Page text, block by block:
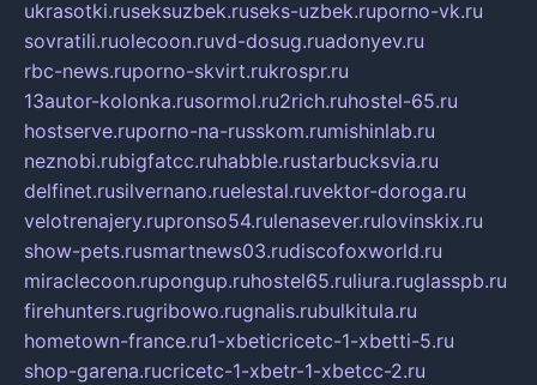
ukrasotki.ruseksuzbek.ruseks-uzbek.ruporno-vk.ru
sovratili.ruolecoon.ruvd-dosug.ruadonyev.ru
rbc-news.ruporno-skvirt.rukrospr.ru
13autor-kolonka.rusormol.ru2rich.ruhostel-65.ru
hostserve.ruporno-na-russkom.rumishinlab.ru
neznobi.rubigfatcc.ruhabble.rustarbucksvia.ru
delfinet.rusilvernano.ruelestal.ruvektor-doroga.ru
velotrenajery.rupronso54.rulenasever.rulovinskix.ru
show-pets.rusmartnews03.rudiscofoxworld.ru
miraclecoon.rupongup.ruhostel65.ruliura.ruglasspb.ru
firehunters.rugribowo.rugnalis.rubulkitula.ru
hometown-france.ru1-xbeticricetc-1-xbetti-5.ru
shop-garena.rucricetc-1-xbetr-1-xbetcc-2.ru